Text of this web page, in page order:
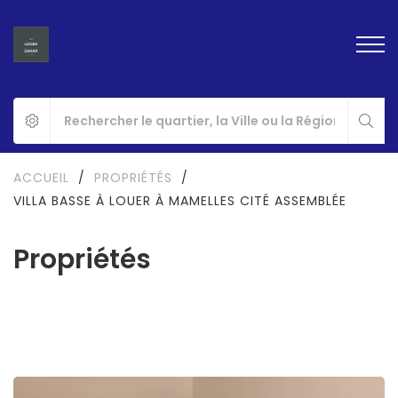
Propriétés
ACCUEIL / PROPRIÉTÉS
/
VILLA BASSE À LOUER À MAMELLES CITÉ ASSEMBLÉE